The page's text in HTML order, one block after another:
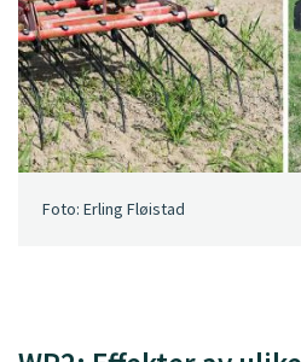
Foto: Erling Fløistad